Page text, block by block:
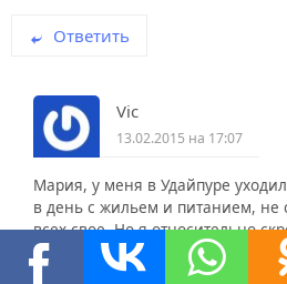
Ответить
Vic
13.02.2015 на 17:07
Мария, у меня в Удайпуре
в день с жильем и питанием, не
всех свое. Но я относительно
Билет в музей не помню, но не
дорогой билет был вТадж Махал